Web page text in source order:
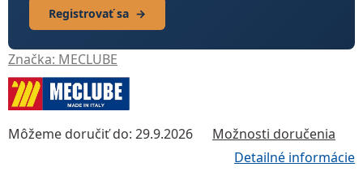
Značka: MECLUBE
Môžeme doručiť do: 29.9.2026 Možnosti doručenia
Detailné informácie
Registrovať sa →